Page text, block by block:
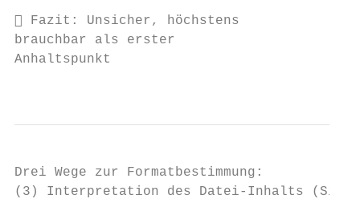
 Fazit: Unsicher, höchstens
brauchbar als erster
Anhaltspunkt
Drei Wege zur Formatbestimmung:
(3) Interpretation des Datei-Inhalts